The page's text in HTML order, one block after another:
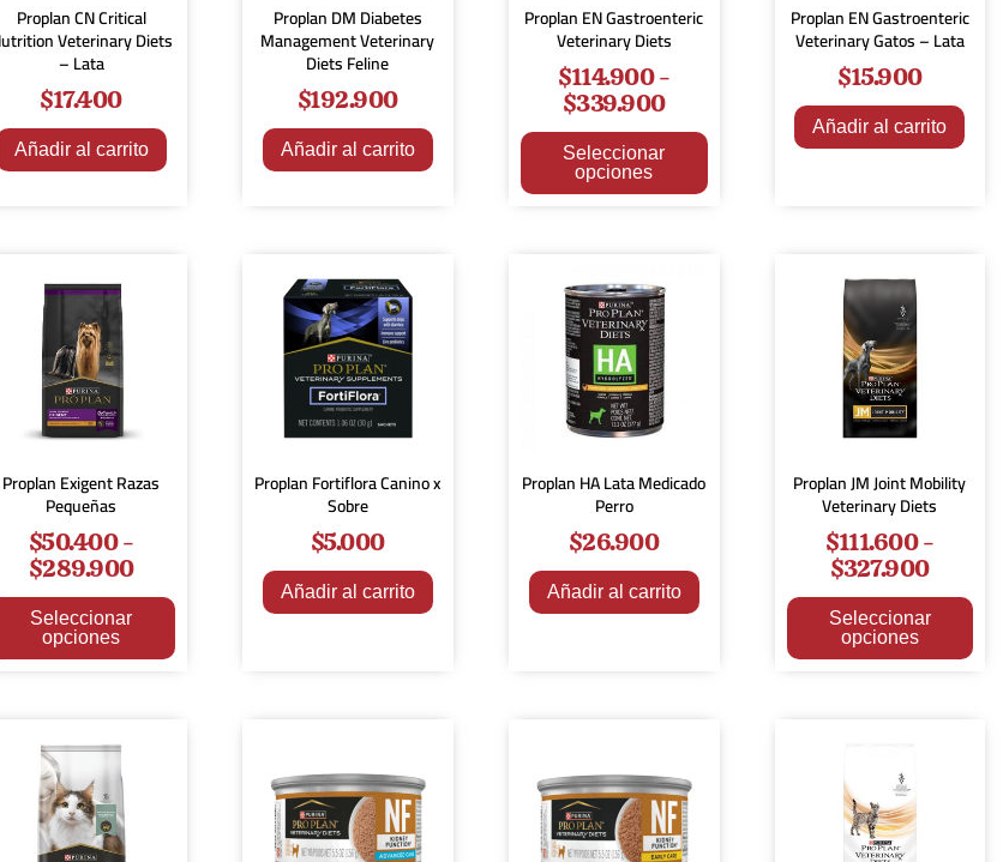
Proplan CN Critical
Veterinary Diets
– Lata
$17.400
Añadir al carrito
Proplan DM Diabetes
Management Veterinary
Diets Feline
$192.900
Añadir al carrito
Proplan EN Gastroenteric
Veterinary Diets
$114.900-
$339.900
Seleccionar
opciones
Proplan EN Gastroenteric
Veterinary Gatos – Lata
$15.900
Añadir al carrito
Proplan Exigent Razas
Pequeñas
$50.400-
$289.900
Seleccionar
opciones
Proplan Fortiflora Canino x
Sobre
$5.000
Añadir al carrito
Proplan HA Lata Medicado
Perro
$26.900
Añadir al carrito
Proplan JM Joint Mobility
Veterinary Diets
$111.600-
$327.900
Seleccionar
opciones